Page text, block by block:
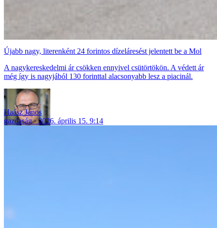
Újabb nagy, literenként 24 forintos dízeláresést jelentett be a Mol
A nagykereskedelmi ár csökken ennyivel csütörtökön. A védett ár
még így is nagyjából 130 forinttal alacsonyabb lesz a piacinál.
Haász János
gazdaság
2026. április 15. 9:14